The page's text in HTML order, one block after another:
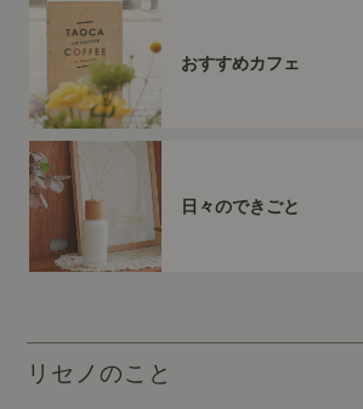
おすすめカフェ
日々のできごと
リセノのこと